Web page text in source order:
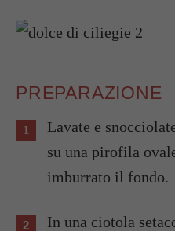
PREPARAZIONE
Lavate e
su una pirofila
imburrato il fondo.
In una ciotola